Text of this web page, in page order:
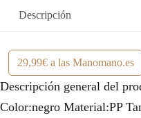
Descripción
29,99€ a las Manomano.es
Descripción general del
Color:negro Material:PP